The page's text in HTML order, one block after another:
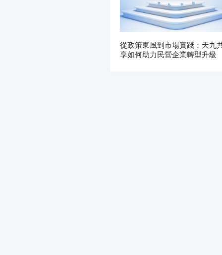
從政策東風到市場實踐：天九
享如何助力民營企業轉型升級